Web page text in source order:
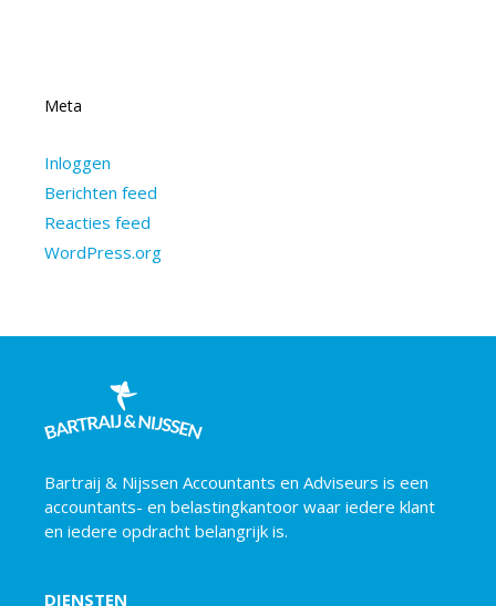
Meta
Inloggen
Berichten feed
Reacties feed
WordPress.org
Bartraij & Nijssen Accountants en Adviseurs is een
accountants- en belastingkantoor waar iedere klant
en iedere opdracht belangrijk is.
DIENSTEN